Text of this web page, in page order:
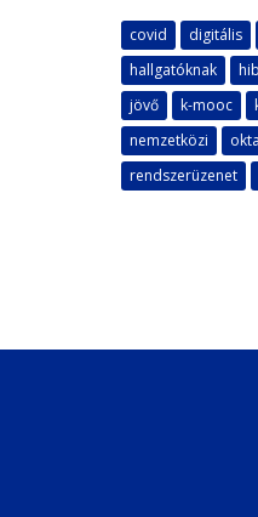
covid digitális
hallgatóknak
jövő
k-mooc
nemzetközi
rendszerüzenet